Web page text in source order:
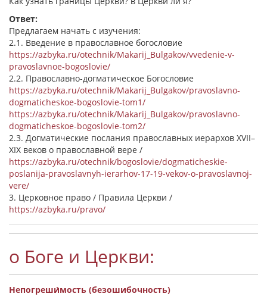
Ответ:
Предлагаем начать с изучения:
2.1. Введение в православное богословие
https://azbyka.ru/otechnik/Makarij_Bulgakov/vvedenie-v-
pravoslavnoe-bogoslovie/
2.2. Православно-догматическое Богословие
https://azbyka.ru/otechnik/Makarij_Bulgakov/pravoslavno-
dogmaticheskoe-bogoslovie-tom1/
https://azbyka.ru/otechnik/Makarij_Bulgakov/pravoslavno-
dogmaticheskoe-bogoslovie-tom2/
2.3. Догматические послания православных иерархов XVII–
XIX веков о православной вере /
https://azbyka.ru/otechnik/bogoslovie/dogmaticheskie-
poslanija-pravoslavnyh-ierarhov-17-19-vekov-o-pravoslavnoj-
vere/
3. Церковное право / Правила Церкви /
https://azbyka.ru/pravo/
о Боге и Церкви:
Непогреши́мость (безошибочность)